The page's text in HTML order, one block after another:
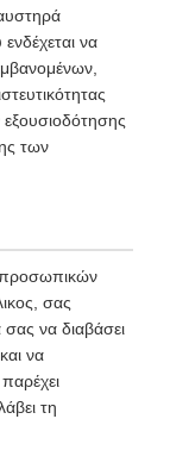
να
των
σας
να διαβάσει
να
τη